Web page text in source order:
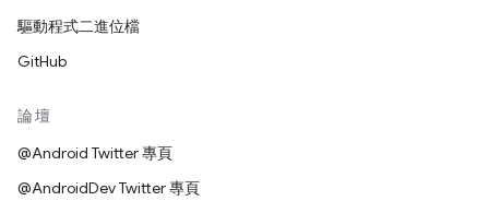
驅動程式二進位檔
GitHub
論壇
@Android Twitter 專頁
@AndroidDev Twitter 專頁